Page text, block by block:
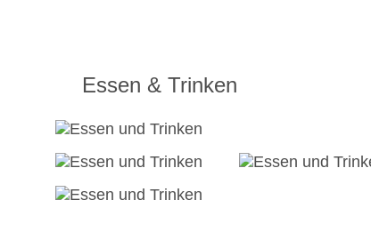
Essen & Trinken